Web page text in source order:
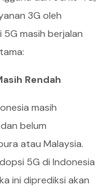
3G oleh
masih berjalan
Rendah
masih
belum
atau Malaysia.
5G di Indonesia
ini diprediksi akan